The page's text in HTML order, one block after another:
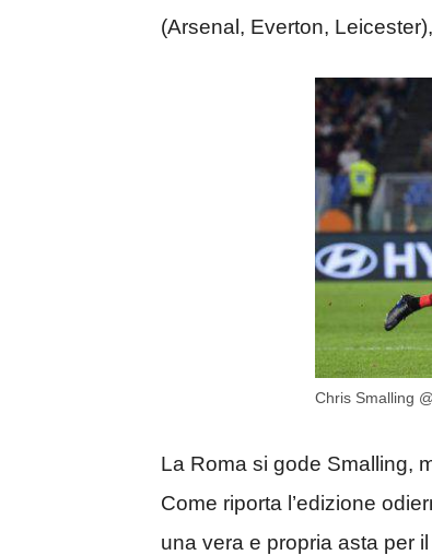
(Arsenal, Everton,
Chris Smalling
La Roma si gode Smalling,
Come riporta l’edizione
una vera e propria asta per